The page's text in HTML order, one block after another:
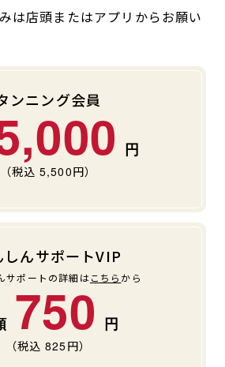
は店頭またはアプリからお願い
ンニング会員
（税込 5,500円）
しんサポートVIP
サポートの詳細はこちら から
750
（税込 825円）